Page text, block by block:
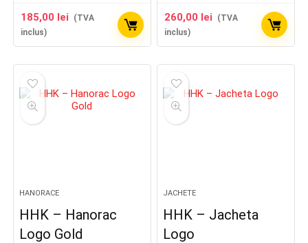
185,00 lei
(TVA
inclus)
260,00 lei
(TVA
inclus)
HANORACE
HHK – Hanorac
Logo Gold
JACHETE
HHK – Jacheta
Logo